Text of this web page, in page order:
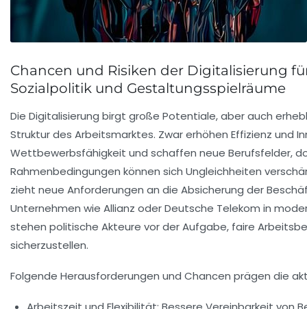
Chancen und Risiken der Digitalisierung
Sozialpolitik und Gestaltungsspielräume
Die Digitalisierung birgt große Potentiale, aber auch
Struktur des Arbeitsmarktes. Zwar erhöhen Effizienz und
Wettbewerbsfähigkeit und schaffen neue Berufsfelder,
Rahmenbedingungen können sich Ungleichheiten
zieht neue Anforderungen an die Absicherung der
Unternehmen wie Allianz oder Deutsche Telekom in
stehen politische Akteure vor der Aufgabe, faire
sicherzustellen.
Folgende Herausforderungen und Chancen prägen die